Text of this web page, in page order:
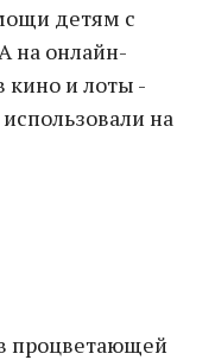
детям с
на онлайн-
кино и лоты -
на
процветающей